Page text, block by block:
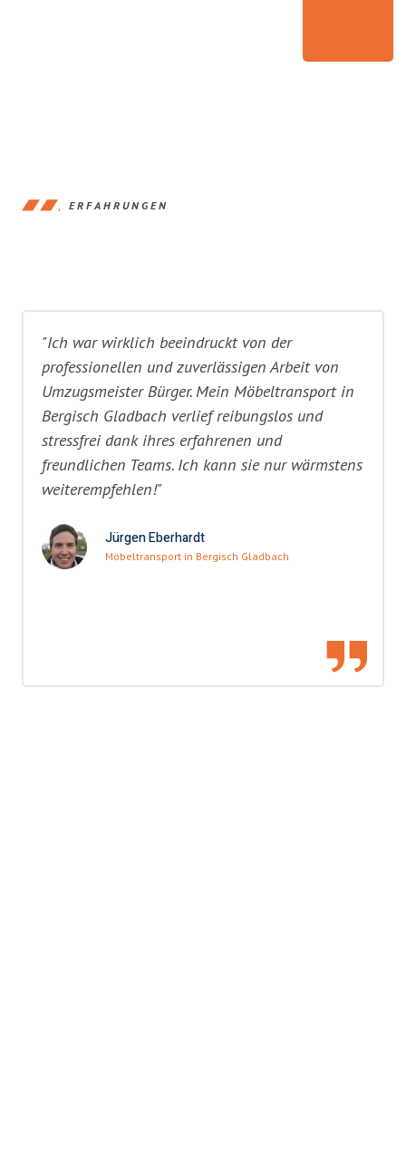
ERFAHRUNGEN
"Ich war wirklich beeindruckt von der
professionellen und zuverlässigen Arbeit von
Umzugsmeister Bürger. Mein Möbeltransport in
Bergisch Gladbach verlief reibungslos und
stressfrei dank ihres erfahrenen und
freundlichen Teams. Ich kann sie nur wärmstens
weiterempfehlen!"
Jürgen Eberhardt
Möbeltransport in Bergisch Gladbach